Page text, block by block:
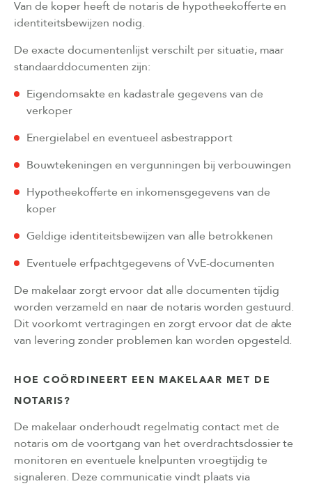
Van de koper heeft de notaris de hypotheekofferte en
identiteitsbewijzen nodig.
De exacte documentenlijst verschilt per situatie, maar
standaarddocumenten zijn:
Eigendomsakte en kadastrale gegevens van de
verkoper
Energielabel en eventueel asbestrapport
Bouwtekeningen en vergunningen bij verbouwingen
Hypotheekofferte en inkomensgegevens van de
koper
Geldige identiteitsbewijzen van alle betrokkenen
Eventuele erfpachtgegevens of VvE-documenten
De makelaar zorgt ervoor dat alle documenten tijdig
worden verzameld en naar de notaris worden gestuurd.
Dit voorkomt vertragingen en zorgt ervoor dat de akte
van levering zonder problemen kan worden opgesteld.
HOE COÖRDINEERT EEN MAKELAAR MET DE
NOTARIS?
De makelaar onderhoudt regelmatig contact met de
notaris om de voortgang van het overdrachtsdossier te
monitoren en eventuele knelpunten vroegtijdig te
signaleren. Deze communicatie vindt plaats via